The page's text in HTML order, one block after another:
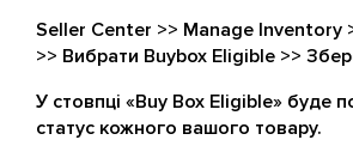
Seller Center >> Manage Inventory
>> Вибрати Buybox Eligible >>
У стовпці «Buy Box Eligible» буде
статус кожного вашого товару.